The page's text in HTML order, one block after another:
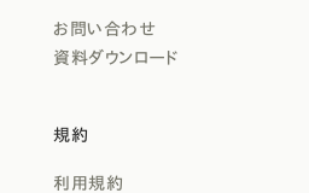
お問い合わせ
資料ダウンロード
規約
利用規約